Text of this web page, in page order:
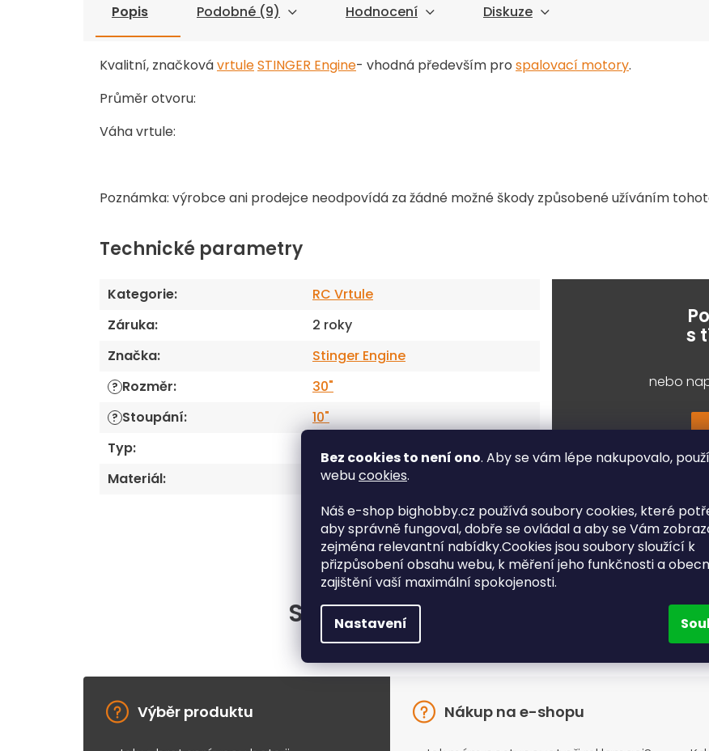
Bez cookies to není ono. Aby se vám lépe nakupovalo,
webucookies.
Náš e-shop bighobby.cz používá soubory cookies, které
aby správně fungoval, dobře se ovládal a aby se Vám
zejména relevantní nabídky.Cookies jsou soubory sloužící k
přizpůsobení obsahu webu, k měření jeho funkčnosti a
zajištění vaší maximální spokojenosti.
Nastavení
Popis Podobné (9) Hodnocení Diskuze
Kvalitní, značkovávrtuleSTINGER Engine- vhodná především pro spalovací motory.
Průměr otvoru:
Váha vrtule:
Poznámka: výrobce ani prodejce neodpovídá za žádné možné škody způsobené užíváním
Technické parametry
Kategorie:
RC Vrtule
Záruka:
2 roky
Značka: Stinger Engine
? Rozměr: 30"
? Stoupání:
10"
Typ:
Materiál: Dřevo
s
nebo
Situace, které řešíte při nákupu
Výběr produktu Nákup na e-shopu